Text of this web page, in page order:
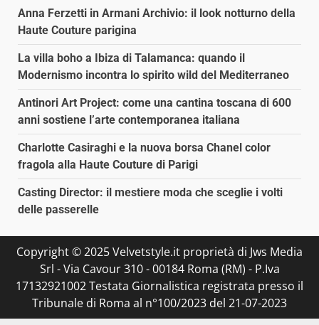
Anna Ferzetti in Armani Archivio: il look notturno della
Haute Couture parigina
La villa boho a Ibiza di Talamanca: quando il
Modernismo incontra lo spirito wild del Mediterraneo
Antinori Art Project: come una cantina toscana di 600
anni sostiene l’arte contemporanea italiana
Charlotte Casiraghi e la nuova borsa Chanel color
fragola alla Haute Couture di Parigi
Casting Director: il mestiere moda che sceglie i volti
delle passerelle
Copyright © 2025 Velvetstyle.it proprietà di Jws Media
Srl - Via Cavour 310 - 00184 Roma (RM) - P.Iva
17132921002 Testata Giornalistica registrata presso il
Tribunale di Roma al n°100/2023 del 21-07-2023